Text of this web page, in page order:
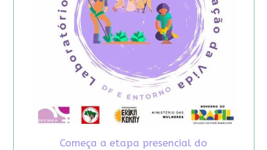
Começa a etapa presencial do